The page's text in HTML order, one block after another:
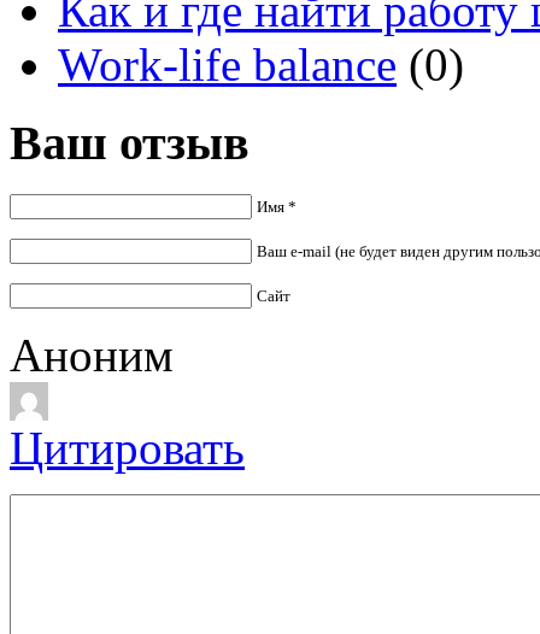
Как и где найти
Work-life balance (0)
Ваш отзыв
Имя *
Ваш e-mail (не будет виден другим
Сайт
Аноним
Цитировать